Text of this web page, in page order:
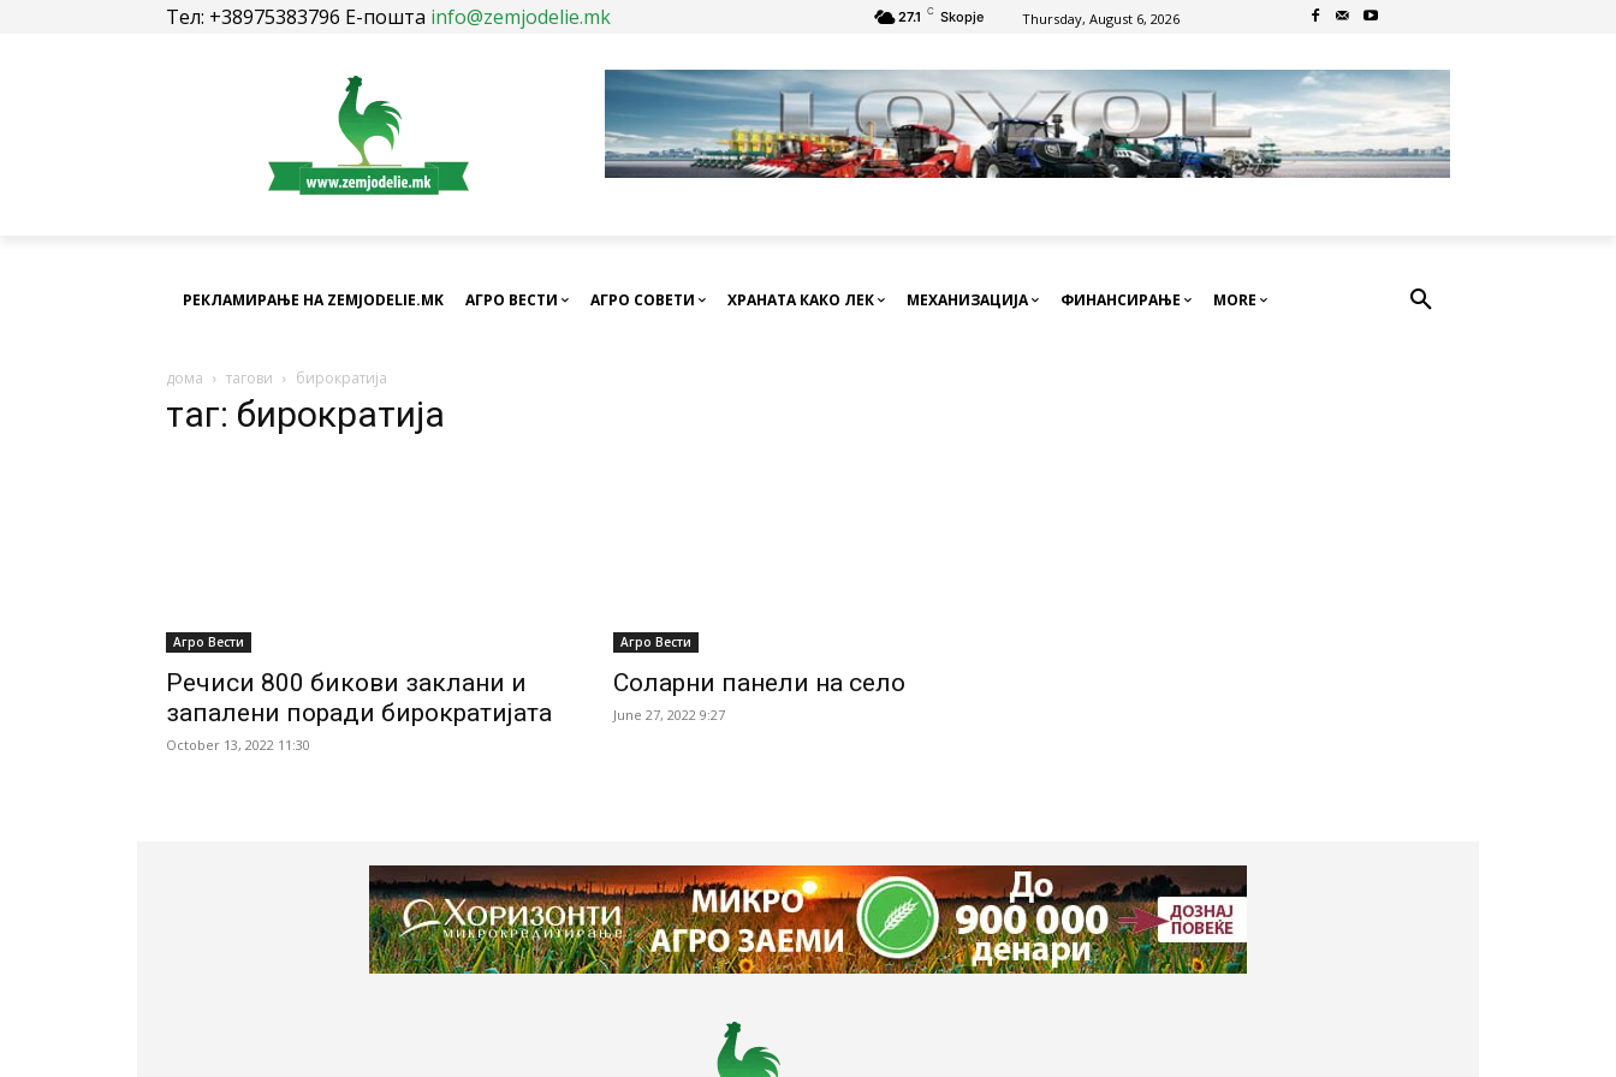
Тел: +38975383796 Е-пошта info@zemjodelie.mk 27.1 C Skopje Thursday, August 6, 2026
РЕКЛАМИРАЊЕ НА ZEMJODELIE.MK АГРО ВЕСТИ АГРО СОВЕТИ ХРАНАТА КАКО ЛЕК МЕХАНИЗАЦИЈА ФИНАНСИРАЊЕ MORE
дома тагови бирократија
таг: бирократија
Агро Вести
Речиси 800 бикови заклани и
запалени поради бирократијата
October 13, 2022 11:30
Агро Вести
Соларни панели на село
June 27, 2022 9:27